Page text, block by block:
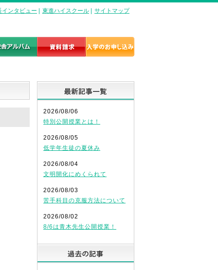
インタビュー 東進ハイスクール サイトマップ
2026/08/06
特別公開授業とは！
2026/08/05
低学年生徒の夏休み
2026/08/04
文明開化にめくられて
2026/08/03
苦手科目の克服方法について
2026/08/02
8/6は青木先生公開授業！